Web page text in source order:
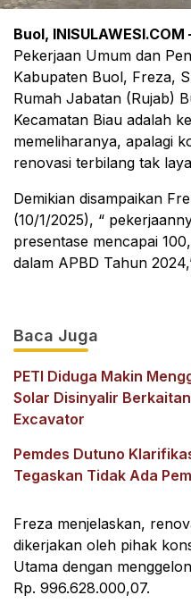
Buol, INISULAWESI.COM
Pekerjaan Umum dan
Kabupaten Buol, Freza,
Rumah Jabatan (Rujab)
Kecamatan Biau adalah
memeliharanya, apalagi
renovasi terbilang tak
Demikian disampaikan
(10/1/2025), “
presentase mencapai
dalam APBD Tahun
Baca Juga
PETI Diduga Makin
Solar Disinyalir
Excavator
Pemdes Dutuno
Tegaskan Tidak Ada
Freza menjelaskan,
dikerjakan oleh pihak
Utama dengan
Rp. 996.628.000,07.